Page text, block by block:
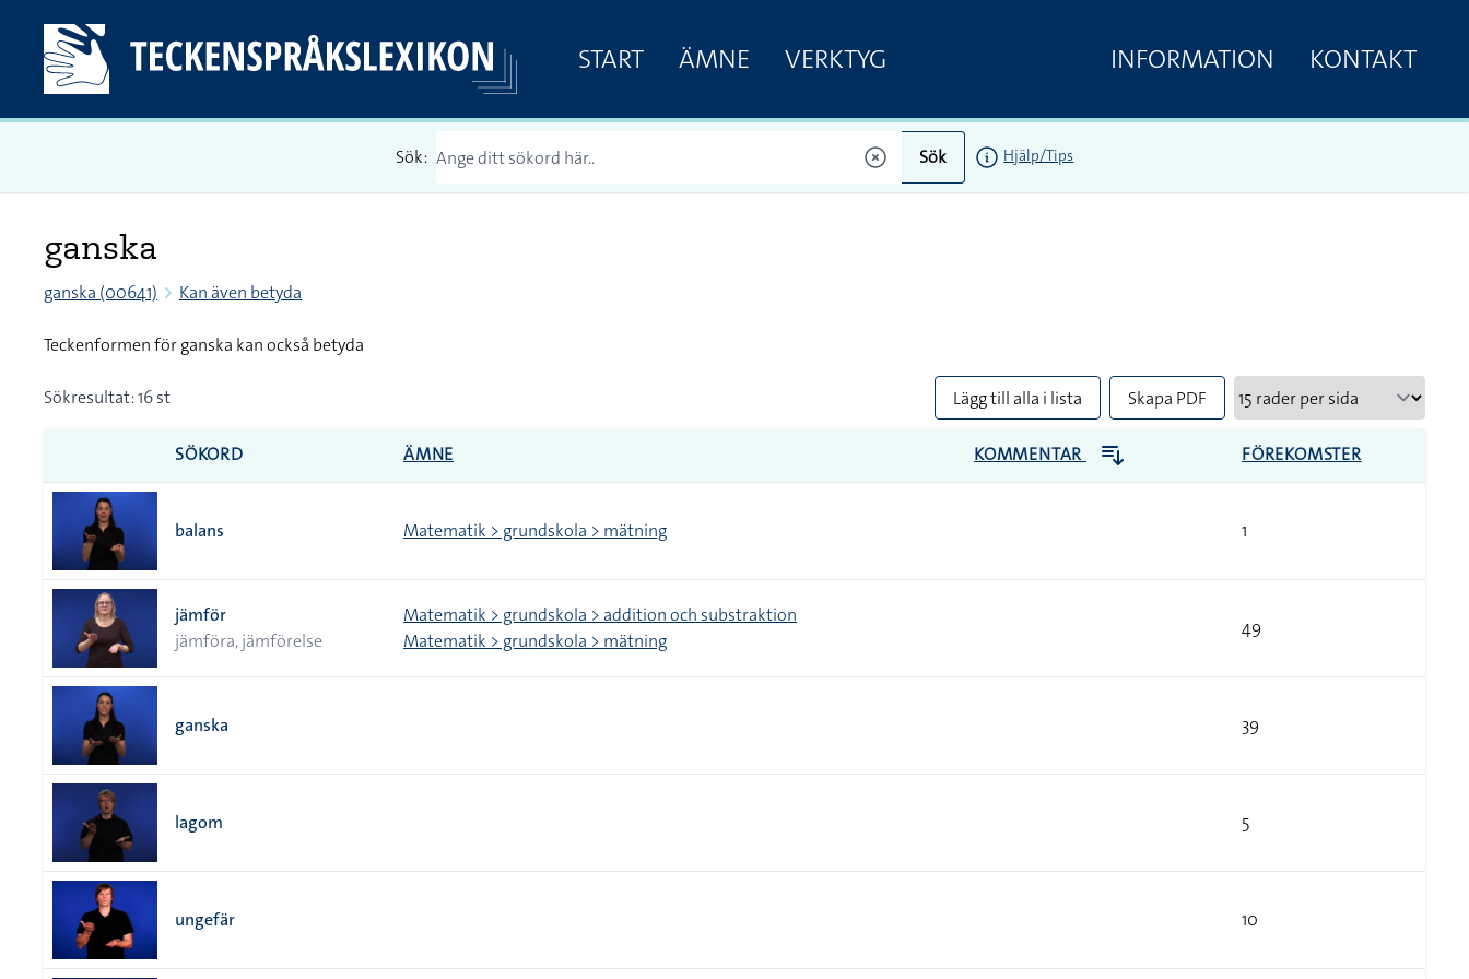
START ÄMNE VERKTYG INFORMATION KONTAKT
Sök: Sök Hjälp/Tips
ganska
ganska (00641) Kan även betyda
Teckenformen för ganska kan också betyda
Sökresultat: 16 st Lägg till alla i lista Skapa PDF
SÖKORD ÄMNE KOMMENTAR FÖREKOMSTER
balans Matematik > grundskola > mätning 1
jämför
jämföra, jämförelse
Matematik > grundskola > addition och substraktion
Matematik > grundskola > mätning
49
ganska 39
lagom 5
ungefär 10